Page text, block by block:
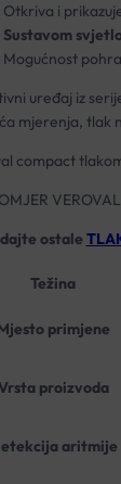
Otkriva i
Sustavom
Mogućnost
uređaj iz
mjerenja, tlak
compact
ostale
Težina
primjene
proizvoda
aritmije